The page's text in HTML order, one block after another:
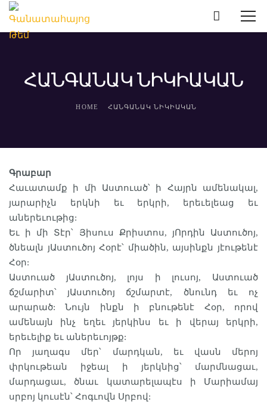
ՀԱՆԳԱՆԱԿ ՆԻԿԻԱԿԱՆ
HOME ՀԱՆԳԱՆԱԿ ՆԻԿԻԱԿԱՆ
Գրաբար
Հաւատամք ի մի Աստուած՝ ի Հայրն ամենակալ,
յարարիչն երկնի եւ երկրի, երեւելեաց եւ
աներեւութից:
Եւ ի մի Տէր՝ Յիսուս Քրիստոս, յՈրդին Աստուծոյ,
ծնեալն յԱստուծոյ Հօրէ՝ միածին, այսինքն յէութենէ
Հօր:
Աստուած յԱստուծոյ, լոյս ի լուսոյ, Աստուած
ճշմարիտ՝ յԱստուծոյ ճշմարտէ, ծնունդ եւ ոչ
արարած: Նույն ինքն ի բնութենէ Հօր, որով
ամենայն ինչ եղեւ յերկինս եւ ի վերայ երկրի,
երեւելիք եւ աներեւոյթք:
Որ յաղագս մեր՝ մարդկան, եւ վասն մերոյ
փրկութեան իջեալ ի յերկնից՝ մարմնացաւ,
մարդացաւ, ծնաւ կատարելապէս ի Մարիամայ
սրբոյ կուսէն՝ Հոգւովն Սրբով: